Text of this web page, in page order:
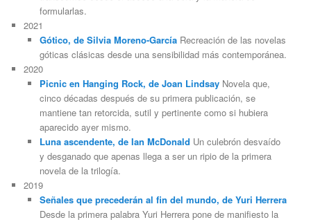
formularlas.
2021
Gótico, de Silvia Moreno-GarcíaRecreación de las novelas
góticas clásicas desde una sensibilidad más contemporánea.
2020
Picnic en Hanging Rock, de Joan LindsayNovela que,
cinco décadas después de su primera publicación, se
mantiene tan retorcida, sutil y pertinente como si hubiera
aparecido ayer mismo.
Luna ascendente, de Ian McDonald Un culebrón desvaído
y desganado que apenas llega a ser un ripio de la primera
novela de la trilogía.
2019
Señales que precederán al fin del mundo, de Yuri Herrera
Desde la primera palabra Yuri Herrera pone de manifiesto la